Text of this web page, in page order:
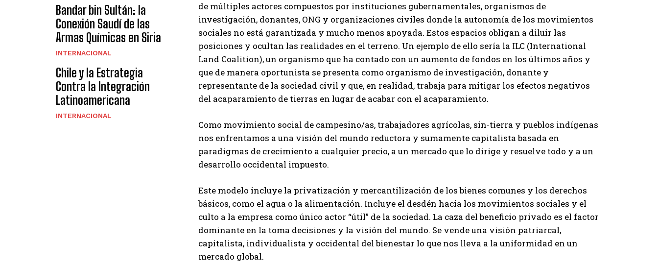
Bandar bin Sultán: la
Conexión Saudí de las
Armas Químicas en Siria
INTERNACIONAL
Chile y la Estrategia
Contra la Integración
Latinoamericana
INTERNACIONAL
de múltiples actores compuestos por instituciones gubernamentales, organismos de
investigación, donantes, ONG y organizaciones civiles donde la autonomía de los movimientos
sociales no está garantizada y mucho menos apoyada. Estos espacios obligan a diluir las
posiciones y ocultan las realidades en el terreno. Un ejemplo de ello sería la ILC (International
Land Coalition), un organismo que ha contado con un aumento de fondos en los últimos años y
que de manera oportunista se presenta como organismo de investigación, donante y
representante de la sociedad civil y que, en realidad, trabaja para mitigar los efectos negativos
del acaparamiento de tierras en lugar de acabar con el acaparamiento.
Como movimiento social de campesino/as, trabajadores agrícolas, sin-tierra y pueblos indígenas
nos enfrentamos a una visión del mundo reductora y sumamente capitalista basada en
paradigmas de crecimiento a cualquier precio, a un mercado que lo dirige y resuelve todo y a un
desarrollo occidental impuesto.
Este modelo incluye la privatización y mercantilización de los bienes comunes y los derechos
básicos, como el agua o la alimentación. Incluye el desdén hacia los movimientos sociales y el
culto a la empresa como único actor “útil” de la sociedad. La caza del beneficio privado es el factor
dominante en la toma decisiones y la visión del mundo. Se vende una visión patriarcal,
capitalista, individualista y occidental del bienestar lo que nos lleva a la uniformidad en un
mercado global.